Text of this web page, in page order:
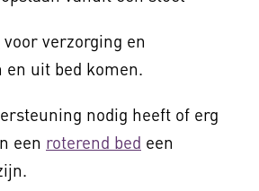
voor verzorging en
uit bed komen.
nodig heeft of erg
een roterend bed een